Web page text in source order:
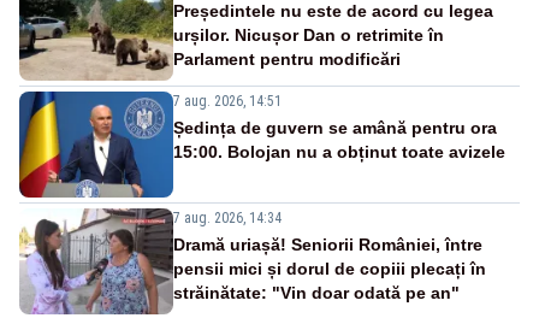
Președintele nu este de acord cu legea
urșilor. Nicușor Dan o retrimite în
Parlament pentru modificări
7 aug. 2026, 14:51
Ședința de guvern se amână pentru ora
15:00. Bolojan nu a obținut toate avizele
7 aug. 2026, 14:34
Dramă uriașă! Seniorii României, între
pensii mici și dorul de copiii plecați în
străinătate: "Vin doar odată pe an"